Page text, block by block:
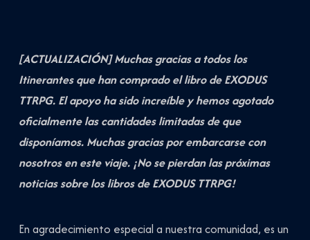
[ACTUALIZACIÓN] Muchas gracias a todos los
Itinerantes que han comprado el libro de EXODUS
TTRPG. El apoyo ha sido increíble y hemos agotado
oficialmente las cantidades limitadas de que
disponíamos. Muchas gracias por embarcarse con
nosotros en este viaje. ¡No se pierdan las próximas
noticias sobre los libros de EXODUS TTRPG!
En agradecimiento especial a nuestra comunidad, es un